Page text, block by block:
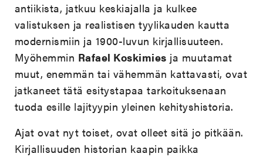
antiikista, jatkuu keskiajalla ja kulkee
valistuksen ja realistisen tyylikauden kautta
modernismiin ja 1900-luvun kirjallisuuteen.
Myöhemmin Rafael Koskimies ja muutamat
muut, enemmän tai vähemmän kattavasti, ovat
jatkaneet tätä esitystapaa tarkoituksenaan
tuoda esille lajityypin yleinen kehityshistoria.
Ajat ovat nyt toiset, ovat olleet sitä jo pitkään.
Kirjallisuuden historian kaapin paikka